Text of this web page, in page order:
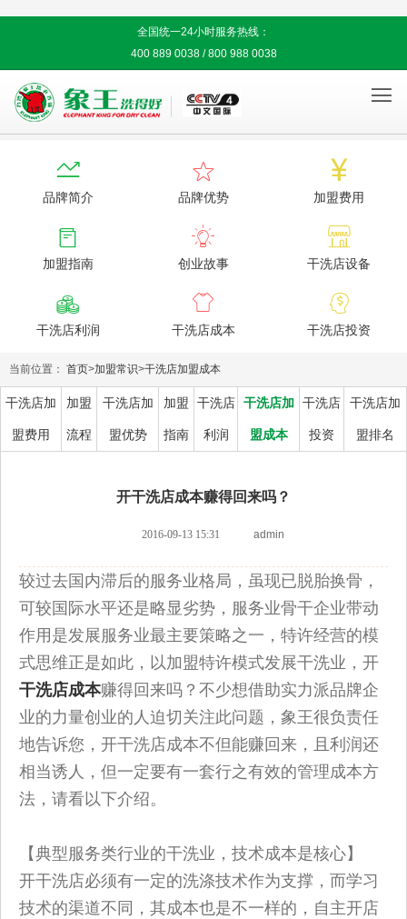
全国统一24小时服务热线：
400 889 0038 / 800 988 0038


品牌简介

品牌优势

加盟费用

加盟指南

创业故事

干洗店设备

干洗店利润

干洗店成本

干洗店投资
当前位置： 首页>加盟常识>干洗店加盟成本
干洗店加
盟费用
加盟
流程
干洗店加
盟优势
加盟
指南
干洗店
利润
干洗店加
盟成本
干洗店
投资
干洗店加
盟排名
开干洗店成本赚得回来吗？
2016-09-13 15:31 admin
较过去国内滞后的服务业格局，虽现已脱胎换骨，
可较国际水平还是略显劣势，服务业骨干企业带动
作用是发展服务业最主要策略之一，特许经营的模
式思维正是如此，以加盟特许模式发展干洗业，开
干洗店成本赚得回来吗？不少想借助实力派品牌企
业的力量创业的人迫切关注此问题，象王很负责任
地告诉您，开干洗店成本不但能赚回来，且利润还
相当诱人，但一定要有一套行之有效的管理成本方
法，请看以下介绍。
【典型服务类行业的干洗业，技术成本是核心】
开干洗店必须有一定的洗涤技术作为支撑，而学习
技术的渠道不同，其成本也是不一样的，自主开店